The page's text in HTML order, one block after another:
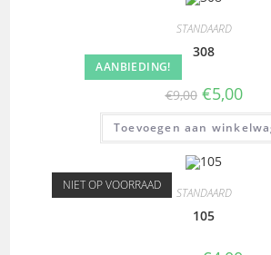
AANBIEDING!
STANDAARD
308
€9,00 €5,00
Toevoegen aan
NIET OP VOORRAAD STANDAARD
105